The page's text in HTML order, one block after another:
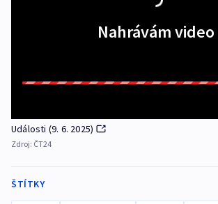
Nahrávám video
Události (9. 6. 2025)
Zdroj: ČT24
ŠTÍTKY